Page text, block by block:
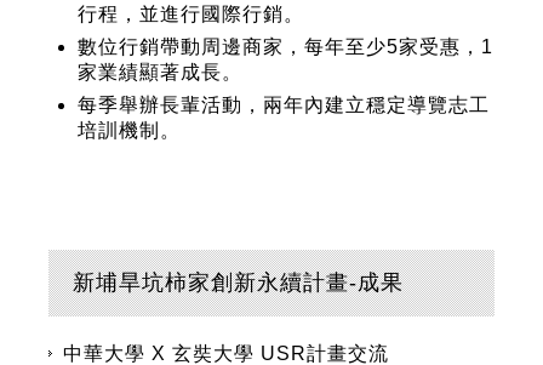
行程，並進行國際行銷。
數位行銷帶動周邊商家，每年至少5家受惠，1
家業績顯著成長。
每季舉辦長輩活動，兩年內建立穩定導覽志工
培訓機制。
新埔旱坑柿家創新永續計畫-成果
中華大學 X 玄奘大學 USR計畫交流